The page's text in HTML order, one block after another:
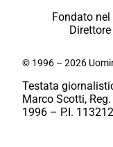
Fondato
© 1996 – 2026
Testata
Marco Scotti,
1996 – P.I.